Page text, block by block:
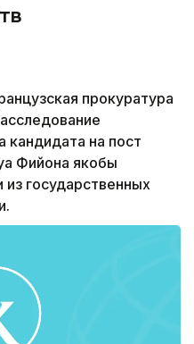
прокуратура
на пост
Фийона якобы
из государственных